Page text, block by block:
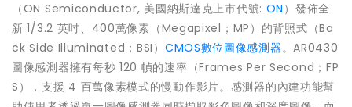
（ON Semiconductor, 美國納斯達克上市代號: ON ）發佈全
新 1/3.2 英吋、400萬像素（Megapixel；MP）的背照式（Ba
ck Side Illuminated；BSI） CMOS數位圖像感測器。AR0430
圖像感測器擁有每秒 120 幀的速率（Frames Per Second；FP
S），支援 4 百萬像素模式的慢動作影片。感測器的內建功能幫